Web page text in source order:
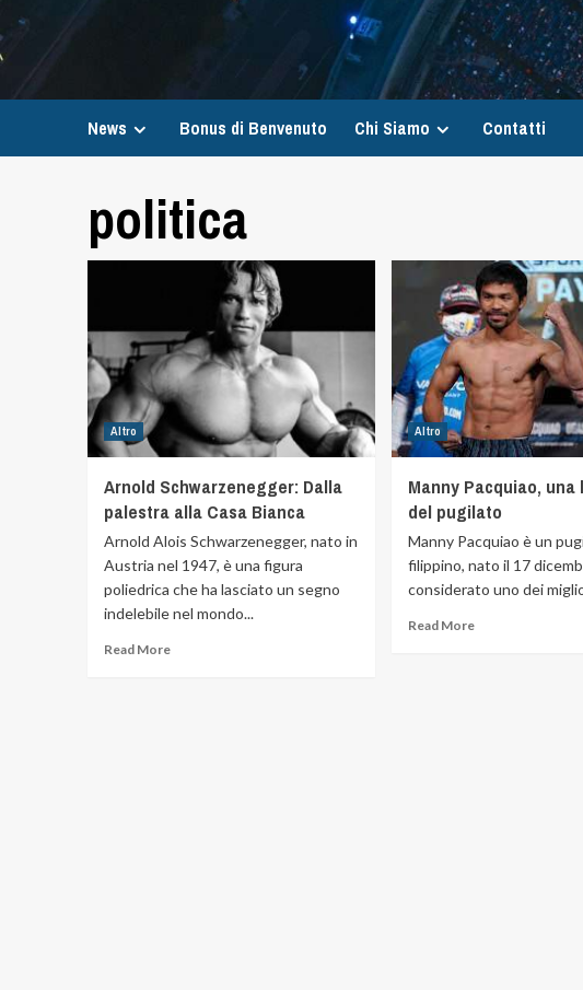
News Bonus di Benvenuto Chi Siamo Contatti
politica
Altro
Arnold Schwarzenegger: Dalla
palestra alla Casa Bianca
Arnold Alois Schwarzenegger, nato in
Austria nel 1947, è una figura
poliedrica che ha lasciato un segno
indelebile nel mondo...
Read More
Altro
Manny Pacquiao,
del pugilato
Manny Pacquiao è un
filippino, nato il 17
considerato uno dei
Read More